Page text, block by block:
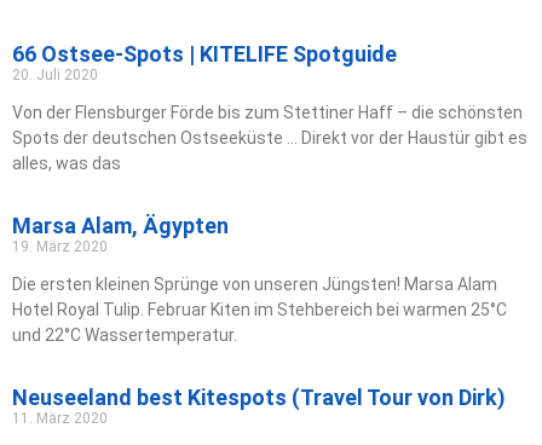
66 Ostsee-Spots | KITELIFE Spotguide
20. Juli 2020
Von der Flensburger Förde bis zum Stettiner Haff – die schönsten
Spots der deutschen Ostseeküste … Direkt vor der Haustür gibt es
alles, was das
Marsa Alam, Ägypten
19. März 2020
Die ersten kleinen Sprünge von unseren Jüngsten! Marsa Alam
Hotel Royal Tulip. Februar Kiten im Stehbereich bei warmen 25°C
und 22°C Wassertemperatur.
Neuseeland best Kitespots (Travel Tour von Dirk)
11. März 2020